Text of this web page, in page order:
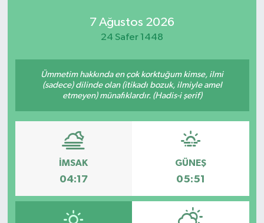
7 Ağustos 2026
24 Safer 1448
Ümmetim hakkında en çok korktuğum kimse, ilmi
(sadece) dilinde olan (itikadı bozuk, ilmiyle amel
etmeyen) münafıklardır. (Hadis-i şerif)
İMSAK
04:17
GÜNEŞ
05:51